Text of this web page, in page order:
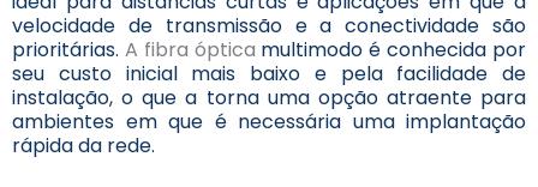
velocidade de transmissão e a conectividade são
prioritárias. A fibra óptica multimodo é conhecida por
seu custo inicial mais baixo e pela facilidade de
instalação, o que a torna uma opção atraente para
ambientes em que é necessária uma implantação
rápida da rede.